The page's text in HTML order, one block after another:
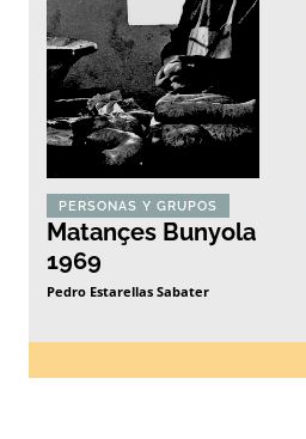
PERSONAS Y GRUPOS
Matançes Bunyola
1969
Pedro Estarellas Sabater